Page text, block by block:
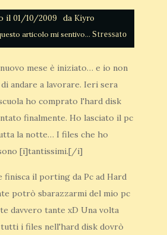
il 01/10/2009 da Kiyro
Stressato
mese è iniziato… e io non
andare a lavorare. Ieri sera
ho comprato l'hard disk
finalmente. Ho lasciato il pc
la notte… I files che ho
[i]tantissimi.[/i]
finisca il porting da Pc ad Hard
potrò sbarazzarmi del mio pc
davvero tante xD Una volta
i files nell'hard disk dovrò